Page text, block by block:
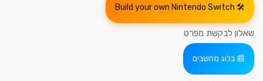
Build your own Nintendo Switch
שאלון לבקשת מפרט
בלוג מחשבים